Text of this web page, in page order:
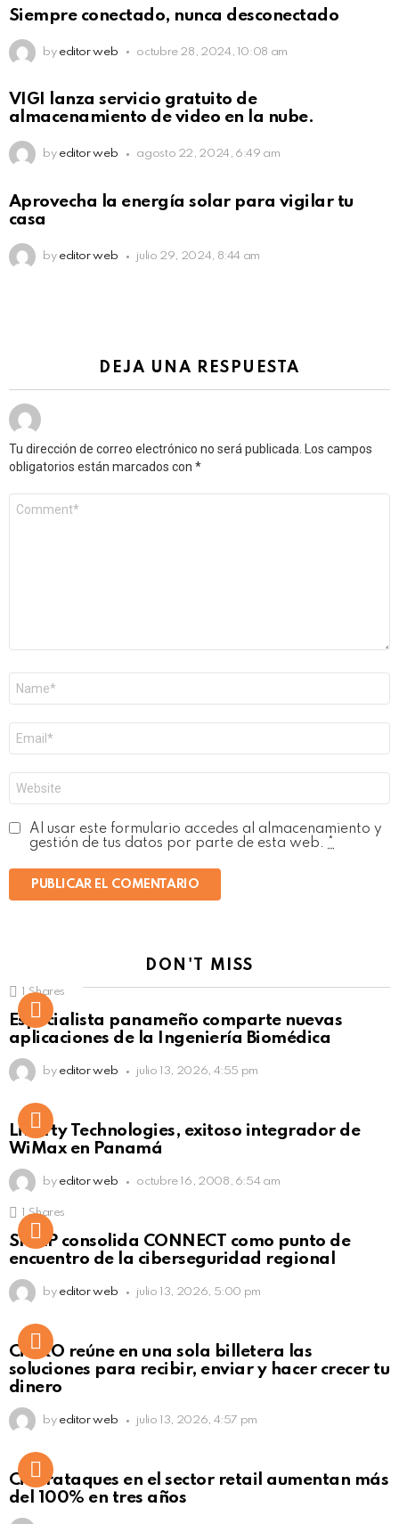
Siempre conectado, nunca desconectado
by editor web octubre 28, 2024, 10:08 am
VIGI lanza servicio gratuito de
almacenamiento de video en la nube.
by editor web agosto 22, 2024, 6:49 am
Aprovecha la energía solar para vigilar tu
casa
by editor web julio 29, 2024, 8:44 am
DEJA UNA RESPUESTA
Tu dirección de correo electrónico no será publicada.
Los campos
obligatorios están marcados con *
electrónico
*
Al usar este formulario accedes al almacenamiento y
gestión de tus datos por parte de esta web.
DON'T MISS
Click to view this post
Shares
Especialista panameño comparte nuevas
aplicaciones de la Ingeniería Biomédica
by editor web julio 13, 2026, 4:55 pm
Liberty Technologies, exitoso integrador de
WiMax en Panamá
by editor web octubre 16, 2008, 6:54 am
Click to view this post
Shares
SISAP consolida CONNECT como punto de
encuentro de la ciberseguridad regional
by editor web julio 13, 2026, 5:00 pm
Not Safe For Work
Click to view this post
CiNKO reúne en una sola billetera las
soluciones para recibir, enviar y hacer crecer tu
dinero
by editor web julio 13, 2026, 4:57 pm
Ciberataques en el sector retail aumentan más
del 100% en tres años